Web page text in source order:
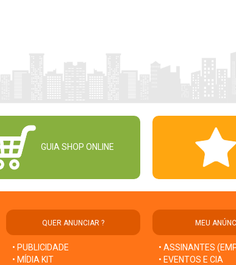
GUIA SHOP ONLINE
QUER ANUNCIAR ?
• PUBLICIDADE
• MÍDIA KIT
MEU
• ASSINANTES
• EVENTOS E CIA